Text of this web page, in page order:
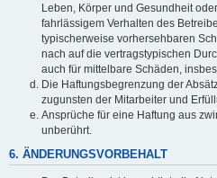
Leben, Körper und Gesundheit
fahrlässigem Verhalten des
typischerweise vorhersehbaren
nach auf die vertragstypischen
auch für mittelbare Schäden,
Die Haftungsbegrenzung der
zugunsten der Mitarbeiter und
Ansprüche für eine Haftung aus
unberührt.
6. ÄNDERUNGSVORBEHALT